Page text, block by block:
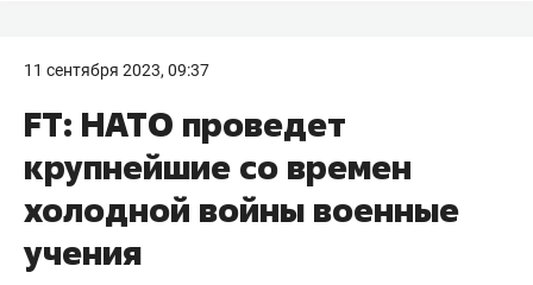
11 сентября 2023, 09:37
FT: НАТО проведет
крупнейшие со времен
холодной войны военные
учения